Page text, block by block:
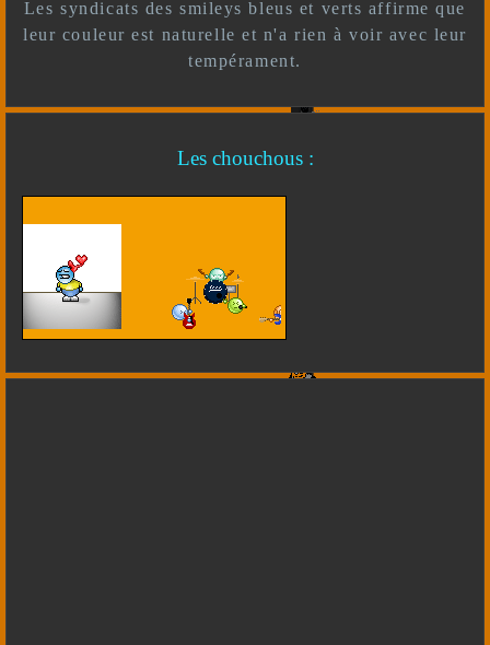
Les syndicats des smileys bleus et verts affirme que
leur couleur est naturelle et n'a rien à voir avec leur
tempérament.
Les chouchous :